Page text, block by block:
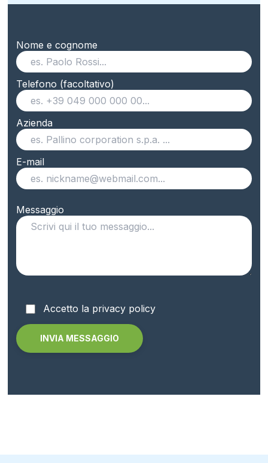
Nome e cognome
Telefono (facoltativo)
Azienda
E-mail
Messaggio
Accetto la privacy policy